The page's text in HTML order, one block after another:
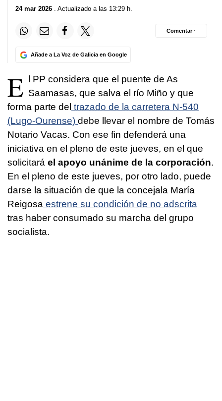
24 mar 2026 . Actualizado a las 13:29 h.
Añade a La Voz de Galicia en Google
Comentar ·
E
l PP considera que el puente de As
Saamasas, que salva el río Miño y que
forma parte del trazado de la carretera N-540
(Lugo-Ourense) debe llevar el nombre de Tomás
Notario Vacas. Con ese fin defenderá una
iniciativa en el pleno de este jueves, en el que
solicitará el apoyo unánime de la corporación.
En el pleno de este jueves, por otro lado, puede
darse la situación de que la concejala María
Reigosa estrene su condición de no adscrita
tras haber consumado su marcha del grupo
socialista.